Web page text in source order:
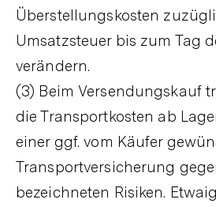
Überstellungskosten
Umsatzsteuer bis zum Tag
verändern.
(3) Beim Versendungskauf
die Transportkosten ab
einer ggf. vom Käufer
Transportversicherung
bezeichneten Risiken.